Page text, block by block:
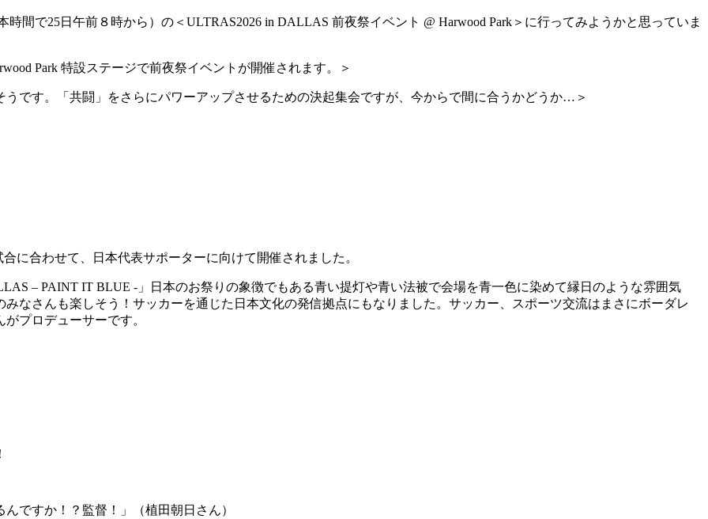
間で25日午前８時から）の＜ULTRAS2026 in DALLAS 前夜祭イベント @ Harwood Park＞に行ってみようかと思っていま
Park 特設ステージで前夜祭イベントが開催されます。＞
です。「共闘」をさらにパワーアップさせるための決起集会ですが、今からで間に合うかどうか…＞
に合わせて、日本代表サポーターに向けて開催されました。
– PAINT IT BLUE -」日本のお祭りの象徴でもある青い提灯や青い法被で会場を青一色に染めて縁日のような雰囲気
なさんも楽しそう！サッカーを通じた日本文化の発信拠点にもなりました。サッカー、スポーツ交流はまさにボーダレ
プロデューサーです。
ですか！？監督！」（植田朝日さん）